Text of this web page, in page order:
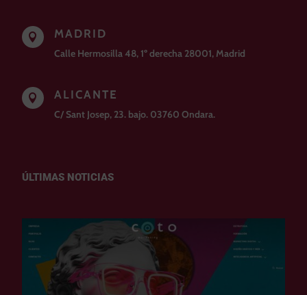
 MADRID
Calle Hermosilla 48, 1º derecha 28001, Madrid
 ALICANTE
C/ Sant Josep, 23. bajo. 03760 Ondara.
ÚLTIMAS NOTICIAS